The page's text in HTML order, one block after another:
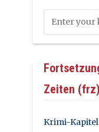
Zeiten (frz)
Krimi-Kapitel